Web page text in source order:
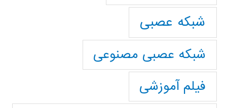
شبکه عصبی
شبکه عصبی مصنوعی
فیلم آموزشی